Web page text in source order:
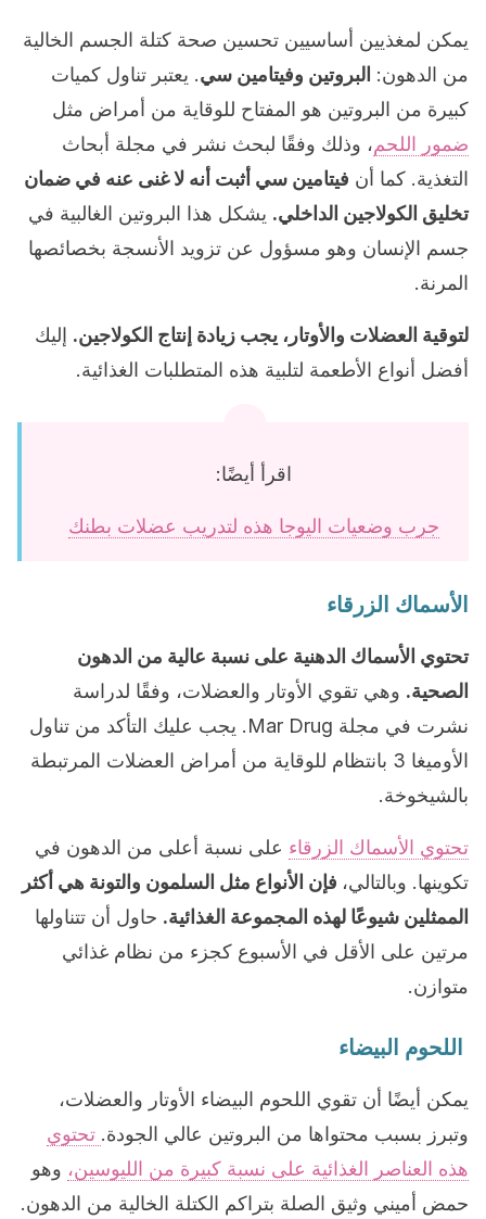
يمكن لمغذيين أساسيين تحسين صحة كتلة الجسم الخالية
من الدهون: البروتين وفيتامين سي. يعتبر تناول كميات
كبيرة من البروتين هو المفتاح للوقاية من أمراض مثل
ضمور اللحم، وذلك وفقًا لبحث نشر في مجلة أبحاث
التغذية. كما أن فيتامين سي أثبت أنه لا غنى عنه في ضمان
تخليق الكولاجين الداخلي. يشكل هذا البروتين الغالبية في
جسم الإنسان وهو مسؤول عن تزويد الأنسجة بخصائصها
المرنة.
لتوقية العضلات والأوتار، يجب زيادة إنتاج الكولاجين. إليك
أفضل أنواع الأطعمة لتلبية هذه المتطلبات الغذائية.
اقرأ أيضًا:
جرب وضعيات اليوجا هذه لتدريب عضلات بطنك
الأسماك الزرقاء
تحتوي الأسماك الدهنية على نسبة عالية من الدهون
الصحية. وهي تقوي الأوتار والعضلات، وفقًا لدراسة
نشرت في مجلة Mar Drug. يجب عليك التأكد من تناول
الأوميغا 3 بانتظام للوقاية من أمراض العضلات المرتبطة
بالشيخوخة.
تحتوي الأسماك الزرقاء على نسبة أعلى من الدهون في
تكوينها. وبالتالي، فإن الأنواع مثل السلمون والتونة هي أكثر
الممثلين شيوعًا لهذه المجموعة الغذائية. حاول أن تتناولها
مرتين على الأقل في الأسبوع كجزء من نظام غذائي
متوازن.
اللحوم البيضاء
يمكن أيضًا أن تقوي اللحوم البيضاء الأوتار والعضلات،
وتبرز بسبب محتواها من البروتين عالي الجودة. تحتوي
هذه العناصر الغذائية على نسبة كبيرة من الليوسين، وهو
حمض أميني وثيق الصلة بتراكم الكتلة الخالية من الدهون.